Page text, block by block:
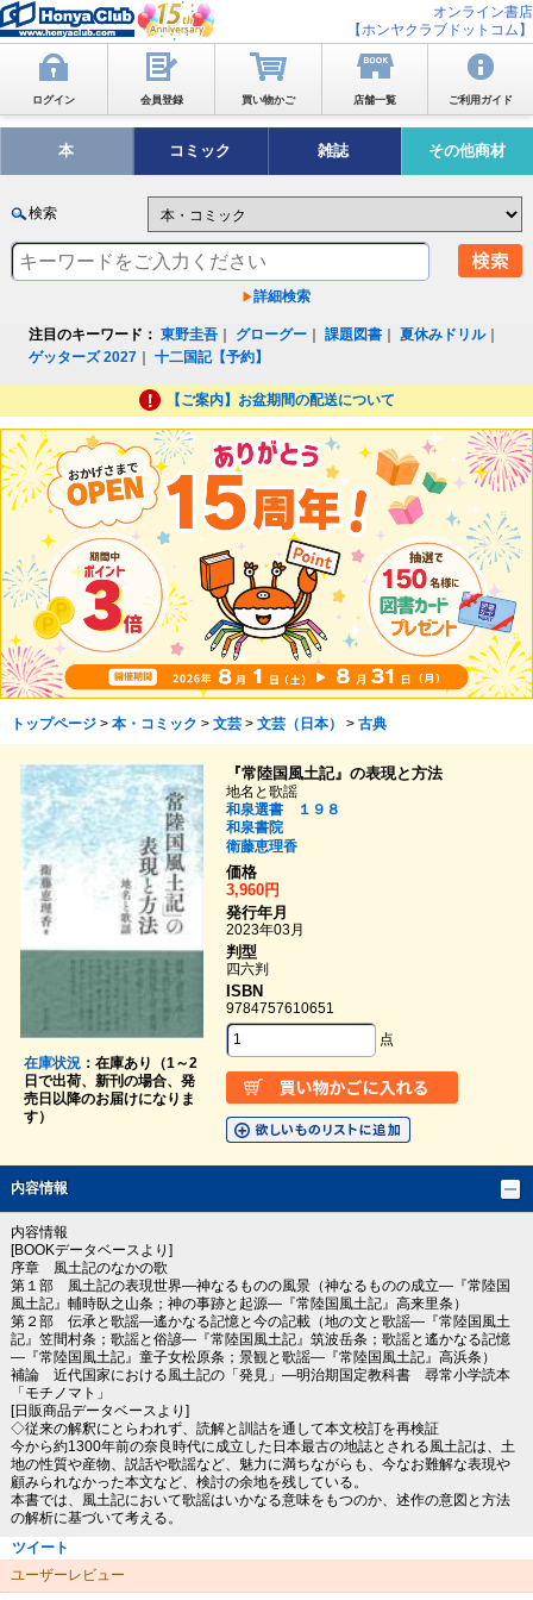
オンライン書店
【ホンヤクラブドットコム】
ログイン 会員登録 買い物かご 店舗一覧 ご利用ガイド
本 コミック 雑誌 その他商材
検索
詳細検索
注目のキーワード： 東野圭吾 グローグー ｜課題図書 ｜夏休みドリル｜
ゲッターズ 2027 ｜十二国記【予約】
【ご案内】お盆期間の配送について
トップページ> 本・コミック > 文芸> 文芸（日本） > 古典
在庫状況：在庫あり（1～2
日で出荷、新刊の場合、発
売日以降のお届けになりま
す）
『常陸国風土記』の表現と方法
地名と歌謡
和泉選書 １９８
和泉書院
衛藤恵理香
価格
3,960円
発行年月
2023年03月
判型
四六判
ISBN
9784757610651
点
内容情報
内容情報
[BOOKデータベースより]
序章 風土記のなかの歌
第１部 風土記の表現世界―神なるものの風景（神なるものの成立―『常陸国
風土記』輔時臥之山条；神の事跡と起源―『常陸国風土記』高来里条）
第２部 伝承と歌謡―遙かなる記憶と今の記載（地の文と歌謡―『常陸国風土
記』笠間村条；歌謡と俗諺―『常陸国風土記』筑波岳条；歌謡と遙かなる記憶
―『常陸国風土記』童子女松原条；景観と歌謡―『常陸国風土記』高浜条）
補論 近代国家における風土記の「発見」―明治期国定教科書 尋常小学読本
「モチノマト」
[日販商品データベースより]
◇従来の解釈にとらわれず、読解と訓詁を通して本文校訂を再検証
今から約1300年前の奈良時代に成立した日本最古の地誌とされる風土記は、土
地の性質や産物、説話や歌謡など、魅力に満ちながらも、今なお難解な表現や
顧みられなかった本文など、検討の余地を残している。
本書では、風土記において歌謡はいかなる意味をもつのか、述作の意図と方法
の解析に基づいて考える。
ツイート
ユーザーレビュー